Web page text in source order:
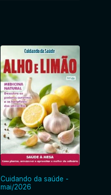
Cuidando da saúde -
mai/2026